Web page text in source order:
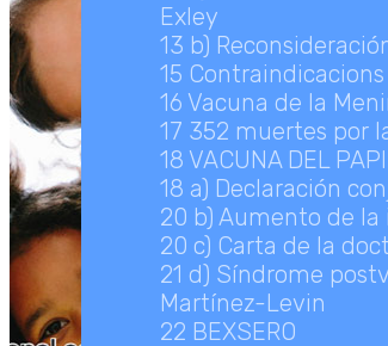
Exley
13 b)
15
16 Vacuna de la
17 352 muertes por
18 VACUNA DEL
18 a) Declaración
20 b) Aumento de
20 c) Carta de la
21 d) Síndrome
Martínez-Levin
22 BEXSERO